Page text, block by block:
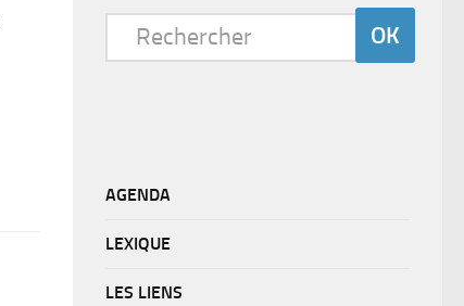
AGENDA
LEXIQUE
LES LIENS